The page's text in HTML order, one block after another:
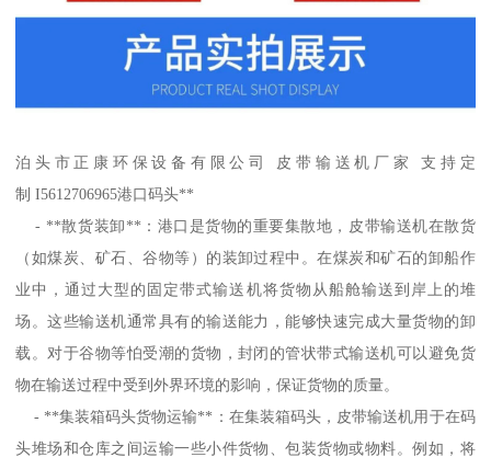
泊头市正康环保设备有限公司 皮带输送机厂家 支持定
制 I5612706965港口码头**
- **散货装卸**：港口是货物的重要集散地，皮带输送机在散货
（如煤炭、矿石、谷物等）的装卸过程中。在煤炭和矿石的卸船作
业中，通过大型的固定带式输送机将货物从船舱输送到岸上的堆
场。这些输送机通常具有的输送能力，能够快速完成大量货物的卸
载。对于谷物等怕受潮的货物，封闭的管状带式输送机可以避免货
物在输送过程中受到外界环境的影响，保证货物的质量。
- **集装箱码头货物运输**：在集装箱码头，皮带输送机用于在码
头堆场和仓库之间运输一些小件货物、包装货物或物料。例如，将